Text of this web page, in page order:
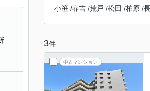
小笹 /春吉 /荒戸 /松田 /柏原 /
3件
中古マンション